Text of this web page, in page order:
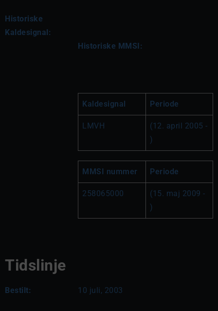
Historiske
Kaldesignal:
Historiske MMSI:
Kaldesignal Periode
LMVH
(12. april 2005 -
)
MMSI nummer Periode
258065000
(15. maj 2009 -
)
Tidslinje
Bestilt: 10 juli, 2003